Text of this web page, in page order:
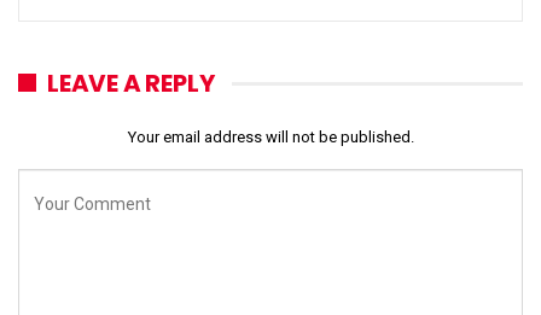
LEAVE A REPLY
Your email address will not be published.